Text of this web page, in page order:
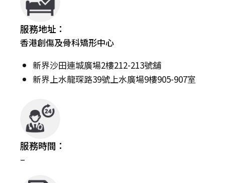
服務地址：
香港創傷及骨科矯形中心
新界沙田連城廣場2樓212-213號舖
新界上水龍琛路39號上水廣場9樓905-907室
服務時間：
–